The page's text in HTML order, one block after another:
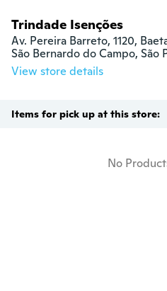
Trindade Isenções
Av. Pereira Barreto, 1120,
São Bernardo do Campo, São
View store details
Items for pick up at this store:
No